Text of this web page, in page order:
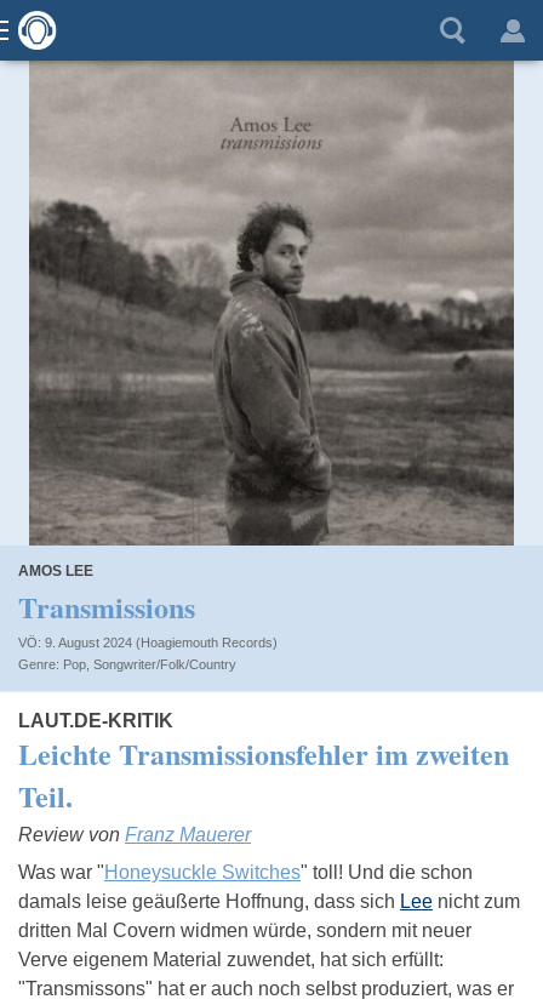
AMOS LEE
Transmissions
VÖ: 9. August 2024 (Hoagiemouth Records)
Pop Songwriter/Folk/Country
LAUT.DE-KRITIK
Leichte Transmissionsfehler im zweiten
Teil.
Review von Franz Mauerer
Was war "Honeysuckle Switches" toll! Und die schon
damals leise geäußerte Hoffnung, dass sich Lee nicht zum
dritten Mal Covern widmen würde, sondern mit neuer
Verve eigenem Material zuwendet, hat sich erfüllt:
"Transmissons" hat er auch noch selbst produziert, was er